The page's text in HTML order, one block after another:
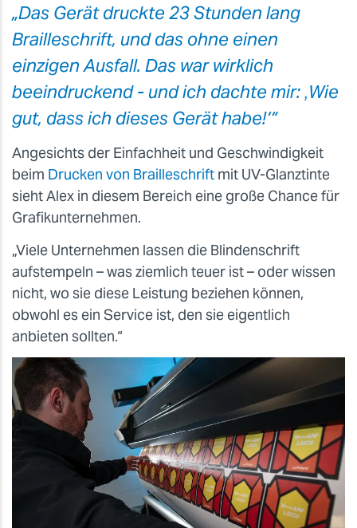
„Das Gerät druckte 23 Stunden lang
Brailleschrift, und das ohne einen
einzigen Ausfall. Das war wirklich
beeindruckend - und ich dachte mir: ‚Wie
gut, dass ich dieses Gerät habe!‘“
Angesichts der Einfachheit und Geschwindigkeit
beim Drucken von Brailleschrift mit UV-Glanztinte
sieht Alex in diesem Bereich eine große Chance für
Grafikunternehmen.
„Viele Unternehmen lassen die Blindenschrift
aufstempeln – was ziemlich teuer ist – oder wissen
nicht, wo sie diese Leistung beziehen können,
obwohl es ein Service ist, den sie eigentlich
anbieten sollten.“